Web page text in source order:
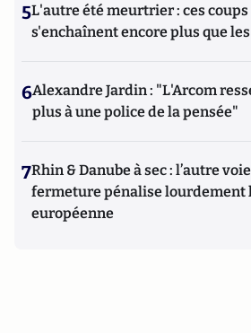
5L'autre été meurtrier : ces
s'enchaînent encore plus que
6Alexandre Jardin : "L'Arcom
plus à une police de la pensée"
7Rhin & Danube à sec : l’autre
fermeture pénalise lourdement
européenne